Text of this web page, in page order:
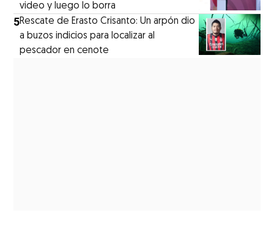
video y luego lo borra
5Rescate de Erasto Crisanto: Un arpón dio
a buzos indicios para localizar al
pescador en cenote